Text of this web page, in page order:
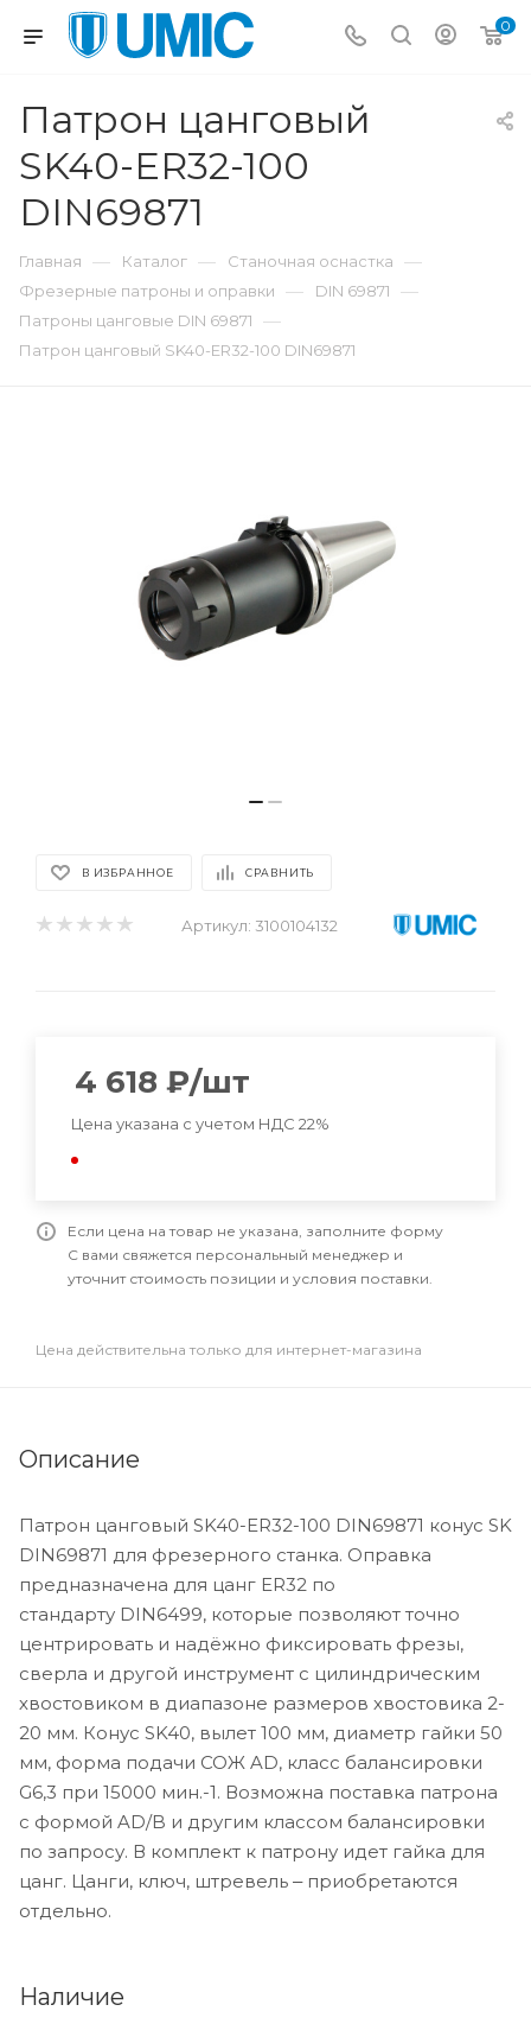
0
Патрон цанговый
SK40-ER32-100
DIN69871
Главная — Каталог — Станочная оснастка —
Фрезерные патроны и оправки — DIN 69871 —
Патроны цанговые DIN 69871 —
Патрон цанговый SK40-ER32-100 DIN69871
В ИЗБРАННОЕ СРАВНИТЬ
Артикул: 3100104132
4 618 ₽/шт
Цена указана с учетом НДС 22%
Если цена на товар не указана, заполните форму
С вами свяжется персональный менеджер и
уточнит стоимость позиции и условия поставки.
Цена действительна только для интернет-магазина
Описание
Патрон цанговый SK40-ER32-100 DIN69871 конус SK
DIN69871 для фрезерного станка. Оправка
предназначена для цанг ER32 по
стандарту DIN6499, которые позволяют точно
центрировать и надёжно фиксировать фрезы,
сверла и другой инструмент с цилиндрическим
хвостовиком в диапазоне размеров хвостовика 2-
20 мм. Конус SK40, вылет 100 мм, диаметр гайки 50
мм, форма подачи СОЖ AD, класс балансировки
G6,3 при 15000 мин.-1. Возможна поставка патрона
с формой AD/B и другим классом балансировки
по запросу. В комплект к патрону идет гайка для
цанг. Цанги, ключ, штревель ‒ приобретаются
отдельно.
Наличие